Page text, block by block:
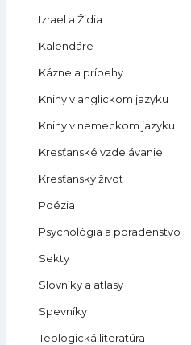
Izrael a Židia
Kalendáre
Kázne a príbehy
Knihy v anglickom jazyku
Knihy v nemeckom jazyku
Kresťanské vzdelávanie
Kresťanský život
Poézia
Psychológia a poradenstvo
Sekty
Slovníky a atlasy
Spevníky
Teologická literatúra